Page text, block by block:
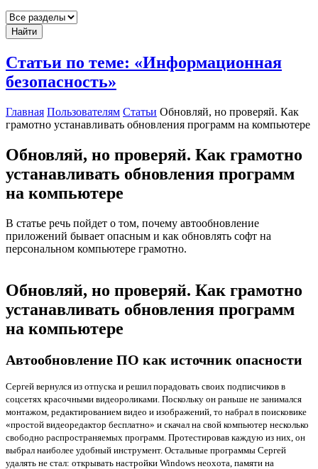
Найти
Статьи по теме: «Информационная
безопасность»
Главная Пользователям Статьи Обновляй, но проверяй. Как
грамотно устанавливать обновления программ на компьютере
Обновляй, но проверяй. Как грамотно
устанавливать обновления программ
на компьютере
В статье речь пойдет о том, почему автообновление
приложений бывает опасным и как обновлять софт на
персональном компьютере грамотно.
Обновляй, но проверяй. Как грамотно
устанавливать обновления программ
на компьютере
Автообновление ПО как источник опасности
Сергей вернулся из отпуска и решил порадовать своих подписчиков в
соцсетях красочными видеороликами. Поскольку он раньше не занимался
монтажом, редактированием видео и изображений, то набрал в поисковике
«простой видеоредактор бесплатно» и скачал на свой компьютер несколько
свободно распространяемых программ. Протестировав каждую из них, он
выбрал наиболее удобный инструмент. Остальные программы Сергей
удалять не стал: открывать настройки Windows неохота, памяти на